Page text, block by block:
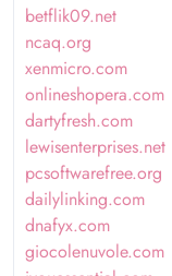
betflik09.net
ncaq.org
xenmicro.com
onlineshopera.com
dartyfresh.com
lewisenterprises.net
pcsoftwarefree.org
dailylinking.com
dnafyx.com
giocolenuvole.com